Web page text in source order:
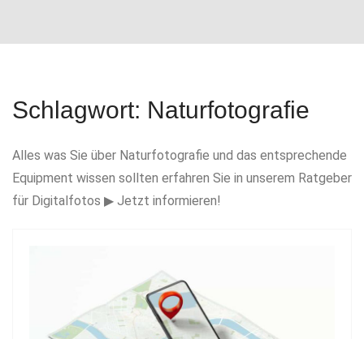
i
n
Schlagwort: Naturfotografie
Alles was Sie über Naturfotografie und das entsprechende
Equipment wissen sollten erfahren Sie in unserem Ratgeber
für Digitalfotos ▶ Jetzt informieren!